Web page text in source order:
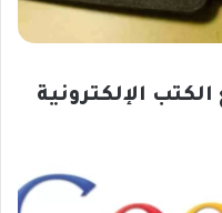
الإلكترونية